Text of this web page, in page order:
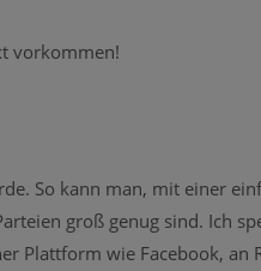
vorkommen!
So kann man, mit einer
groß genug sind. Ich
Plattform wie Facebook, an